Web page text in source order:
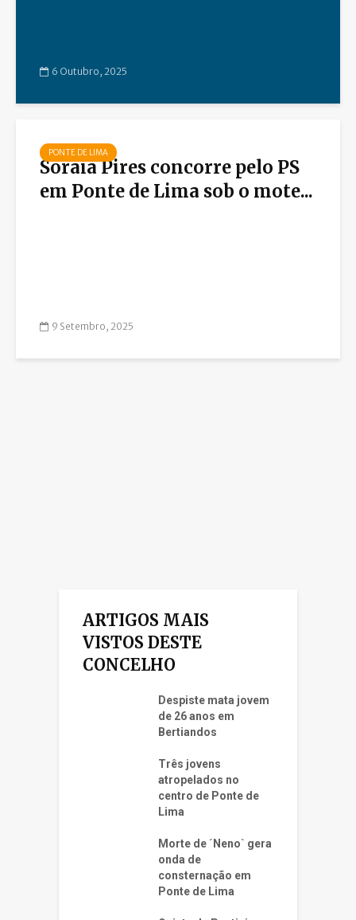
6 Outubro, 2025
PONTE DE LIMA
Soraia Pires concorre pelo PS
em Ponte de Lima sob o mote...
9 Setembro, 2025
ARTIGOS MAIS
VISTOS DESTE
CONCELHO
Despiste mata jovem
de 26 anos em
Bertiandos
Três jovens
atropelados no
centro de Ponte de
Lima
Morte de ´Neno` gera
onda de
consternação em
Ponte de Lima